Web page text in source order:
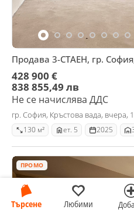
Търсене Любими
Продава 3-СТАЕН, гр.
428 900 €
838 855,49 лв
Не се начислява ДДС
гр. София, Кръстова вада, вчера,
130 м² ет. 5 2025
ПРОМО